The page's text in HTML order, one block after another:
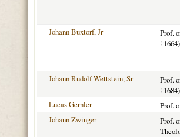
Johann Buxtorf, Jr
Prof.
†1664)
Johann Rudolf Wettstein, Sr
Prof.
†1684)
Lucas Gernler
Prof.
Johann Zwinger
Prof.